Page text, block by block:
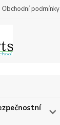
Obchodní podmínky